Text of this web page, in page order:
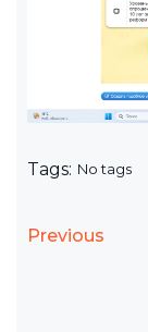
Tags: No tags
Previous